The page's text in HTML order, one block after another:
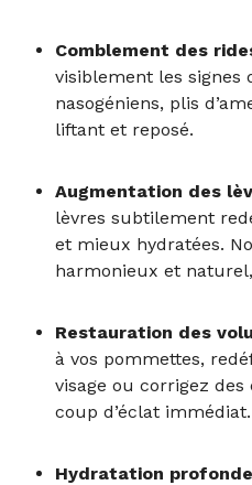
Comblement des
visiblement les signes
nasogéniens, plis
liftant et reposé.
Augmentation des
lèvres subtilement
et mieux hydratées.
harmonieux et
Restauration des
à vos pommettes,
visage ou corrigez
coup d’éclat immédiat.
Hydratation